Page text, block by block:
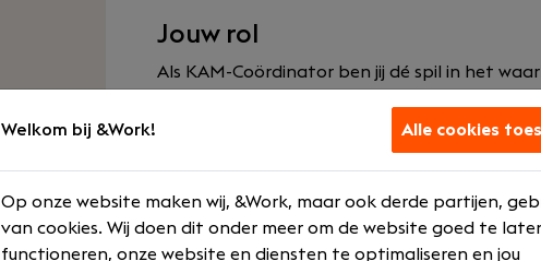
Jouw rol
Als KAM-Coördinator ben jij dé spil in het
het kwaliteits-, arbo- en milieubeleid binnen
KAM-team en de operatie en zorgt ervoor
worden geborgd binnen onze projecten in de
Jouw verantwoordelijkheden zijn onder
Vergroten van het
Welkom bij &Work! Alle cookies
Op onze website maken wij, &Work, maar ook derde partijen,
van cookies. Wij doen dit onder meer om de website goed te
functioneren, onze website en diensten te optimaliseren en jou